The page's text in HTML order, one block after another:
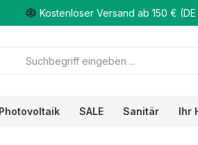
Kostenloser Versand ab 150 €
Photovoltaik SALE Sanitär Ihr